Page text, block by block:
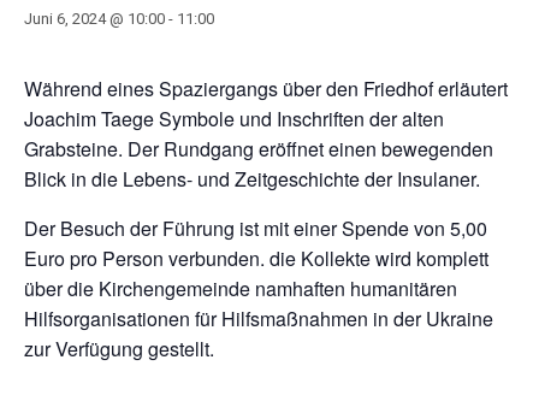
Juni 6, 2024 @ 10:00 - 11:00
Während eines Spaziergangs über den Friedhof erläutert
Joachim Taege Symbole und Inschriften der alten
Grabsteine. Der Rundgang eröffnet einen bewegenden
Blick in die Lebens- und Zeitgeschichte der Insulaner.
Der Besuch der Führung ist mit einer Spende von 5,00
Euro pro Person verbunden. die Kollekte wird komplett
über die Kirchengemeinde namhaften humanitären
Hilfsorganisationen für Hilfsmaßnahmen in der Ukraine
zur Verfügung gestellt.